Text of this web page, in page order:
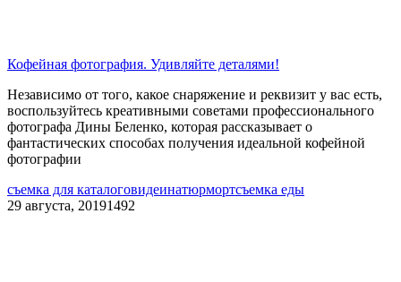
Кофейная фотография. Удивляйте деталями!
Независимо от того, какое снаряжение и реквизит у вас есть,
воспользуйтесь креативными советами профессионального
фотографа Дины Беленко, которая рассказывает о
фантастических способах получения идеальной кофейной
фотографии
съемка для каталоговидеинатюрмортсъемка еды
29 августа, 20191492